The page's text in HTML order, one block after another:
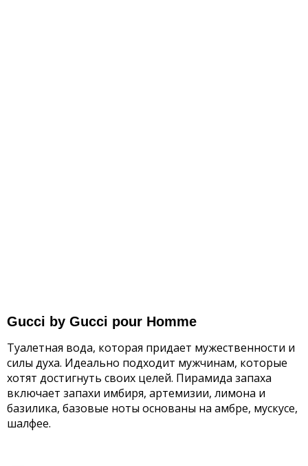
Gucci by Gucci pour Homme
Туалетная вода, которая придает мужественности и
силы духа. Идеально подходит мужчинам, которые
хотят достигнуть своих целей. Пирамида запаха
включает запахи имбиря, артемизии, лимона и
базилика, базовые ноты основаны на амбре, мускусе,
шалфее.